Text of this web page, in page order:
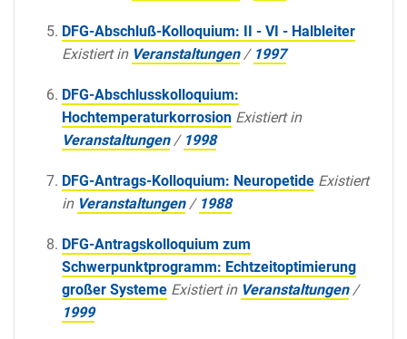
DFG-Abschluß-Kolloquium: II - VI - Halbleiter
Existiert in Veranstaltungen / 1997
DFG-Abschlusskolloquium:
Hochtemperaturkorrosion Existiert in
Veranstaltungen / 1998
DFG-Antrags-Kolloquium: Neuropetide Existiert
in Veranstaltungen / 1988
DFG-Antragskolloquium zum
Schwerpunktprogramm: Echtzeitoptimierung
großer Systeme Existiert in Veranstaltungen /
1999